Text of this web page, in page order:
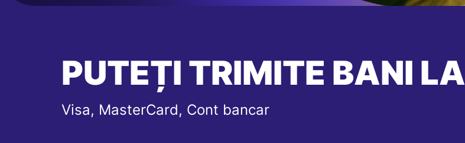
PUTEȚI TRIMITE BANI LA
Visa, MasterCard, Cont bancar